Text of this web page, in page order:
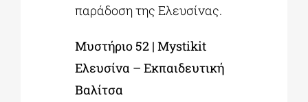
παράδοση της Ελευσίνας.
Μυστήριο 52 | Mystikit
Ελευσίνα – Εκπαιδευτική
Βαλίτσα